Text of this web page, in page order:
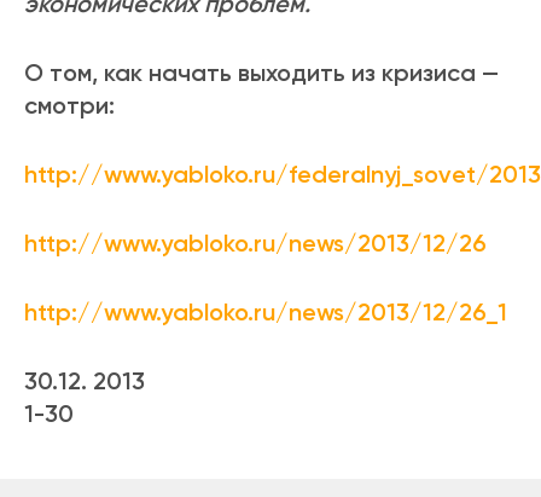
О том, как начать выходить из кризиса —
смотри:
http://www.yabloko.ru/federalnyj_sovet/
http://www.yabloko.ru/news/2013/12/26
http://www.yabloko.ru/news/2013/12/26_1
30.12. 2013
1-30